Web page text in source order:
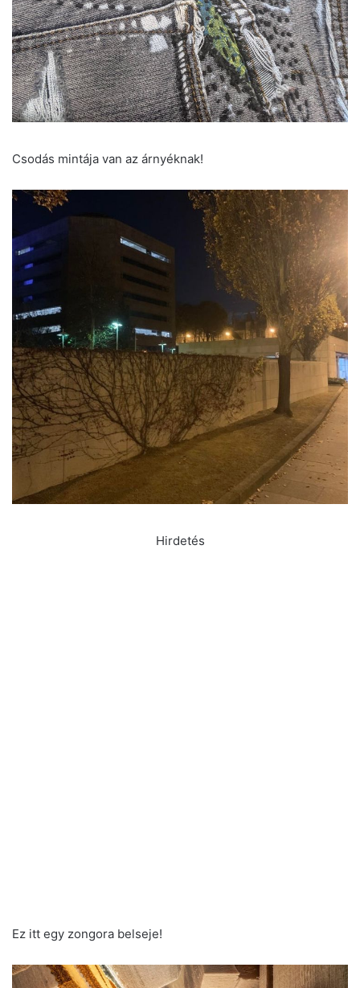
Csodás mintája van az árnyéknak!
Hirdetés
Ez itt egy zongora belseje!